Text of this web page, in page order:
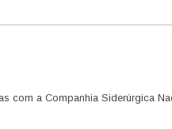
com a Companhia Siderúrgica